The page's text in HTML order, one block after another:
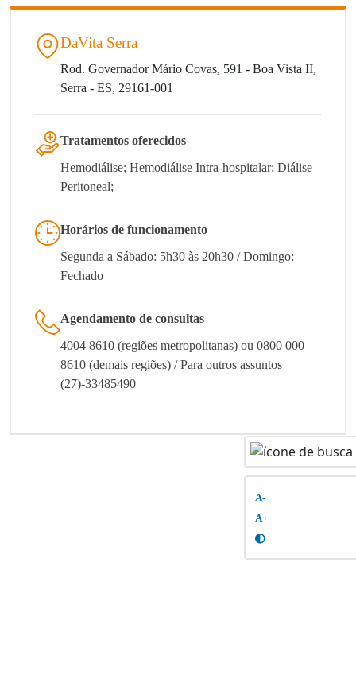
A-
A+
DaVita Serra
Rod. Governador Mário Covas, 591 - Boa Vista II,
Serra - ES, 29161-001
Tratamentos oferecidos
Hemodiálise; Hemodiálise Intra-hospitalar; Diálise
Peritoneal;
Horários de funcionamento
Segunda a Sábado: 5h30 às 20h30 / Domingo:
Fechado
Agendamento de consultas
4004 8610 (regiões metropolitanas) ou 0800 000
8610 (demais regiões) / Para outros assuntos
(27)-33485490